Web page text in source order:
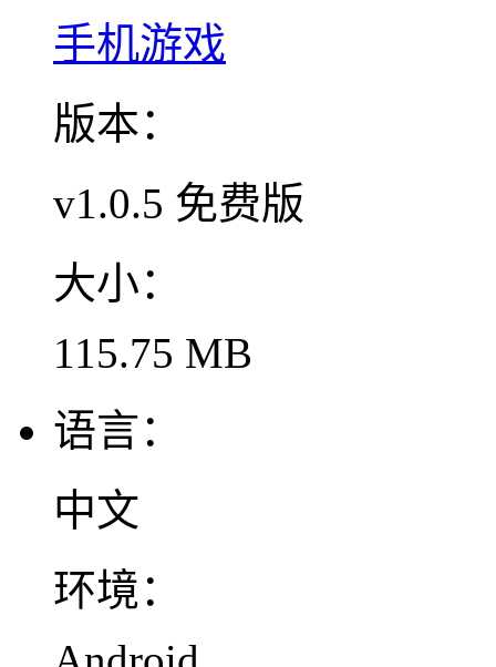
手机游戏
版本：
v1.0.5 免费版
大小：
115.75 MB
语言：
中文
环境：